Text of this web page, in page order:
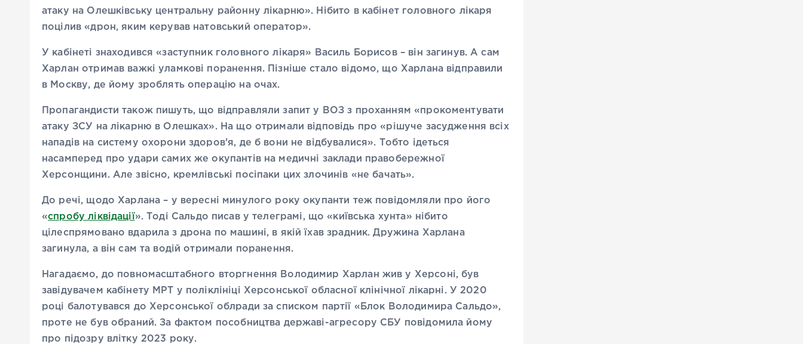
атаку на Олешківську центральну районну лікарню». Нібито в кабінет головного лікаря
поцілив «дрон, яким керував натовський оператор».
У кабінеті знаходився «заступник головного лікаря» Василь Борисов – він загинув. А сам
Харлан отримав важкі уламкові поранення. Пізніше стало відомо, що Харлана відправили
в Москву, де йому зроблять операцію на очах.
Пропагандисти також пишуть, що відправляли запит у ВОЗ з проханням «прокоментувати
атаку ЗСУ на лікарню в Олешках». На що отримали відповідь про «рішуче засудження всіх
нападів на систему охорони здоров’я, де б вони не відбувалися». Тобто ідеться
насамперед про удари самих же окупантів на медичні заклади правобережної
Херсонщини. Але звісно, кремлівські посіпаки цих злочинів «не бачать».
До речі, щодо Харлана – у вересні минулого року окупанти теж повідомляли про його
«спробу ліквідації». Тоді Сальдо писав у телеграмі, що «київська хунта» нібито
цілеспрямовано вдарила з дрона по машині, в якій їхав зрадник. Дружина Харлана
загинула, а він сам та водій отримали поранення.
Нагадаємо, до повномасштабного вторгнення Володимир Харлан жив у Херсоні, був
завідувачем кабінету МРТ у поліклініці Херсонської обласної клінічної лікарні. У 2020
році балотувався до Херсонської облради за списком партії «Блок Володимира Сальдо»,
проте не був обраний. За фактом пособництва державі-агресору СБУ повідомила йому
про підозру влітку 2023 року.